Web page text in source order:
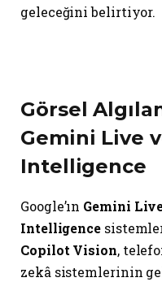
geleceğini belirtiyor.
Görsel
Gemini Live
Intelligence
Google’ın Gemini
Intelligence
Copilot Vision,
zekâ sistemlerinin